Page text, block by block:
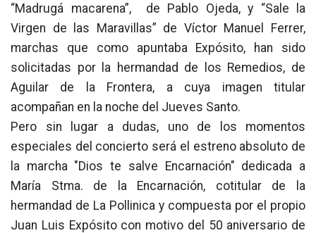
“Madrugá macarena”, de Pablo Ojeda, y “Sale la
Virgen de las Maravillas” de Víctor Manuel Ferrer,
marchas que como apuntaba Expósito, han sido
solicitadas por la hermandad de los Remedios, de
Aguilar de la Frontera, a cuya imagen titular
acompañan en la noche del Jueves Santo.
Pero sin lugar a dudas, uno de los momentos
especiales del concierto será el estreno absoluto de
la marcha "Dios te salve Encarnación" dedicada a
María Stma. de la Encarnación, cotitular de la
hermandad de La Pollinica y compuesta por el propio
Juan Luis Expósito con motivo del 50 aniversario de